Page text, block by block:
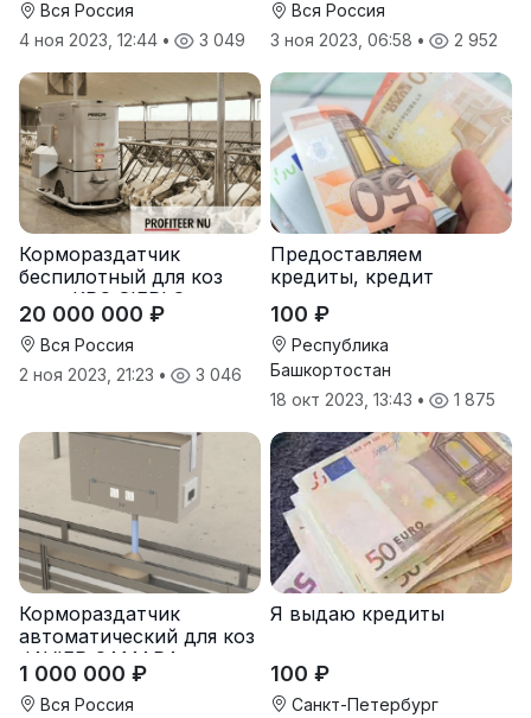
Вся Россия
4 ноя 2023, 12:44 • 3 049
Вся Россия
3 ноя 2023, 06:58 • 2 952
Кормораздатчик
беспилотный для коз
овец КРС SIEPLO
20 000 000 ₽
Вся Россия
2 ноя 2023, 21:23 • 3 046
Предоставляем
кредиты, кредит
100 ₽
Республика
Башкортостан
18 окт 2023, 13:43 • 1 875
Кормораздатчик
автоматический для коз
JAVIER CAMARA
(Испания)
1 000 000 ₽
Вся Россия
Я выдаю кредиты
100 ₽
Санкт-Петербург